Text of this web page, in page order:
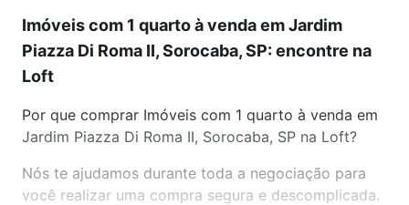
Imóveis com 1 quarto à venda em Jardim
Piazza Di Roma II, Sorocaba, SP: encontre na
Loft
Por que comprar Imóveis com 1 quarto à venda em
Jardim Piazza Di Roma II, Sorocaba, SP na Loft?
Nós te ajudamos durante toda a negociação para
você realizar uma compra segura e descomplicada.